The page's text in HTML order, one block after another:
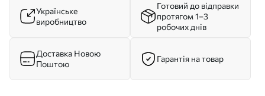
Українське
виробництво
Готовий до відправки
протягом 1–3
робочих днів
Доставка Новою
Поштою
Гарантія на товар